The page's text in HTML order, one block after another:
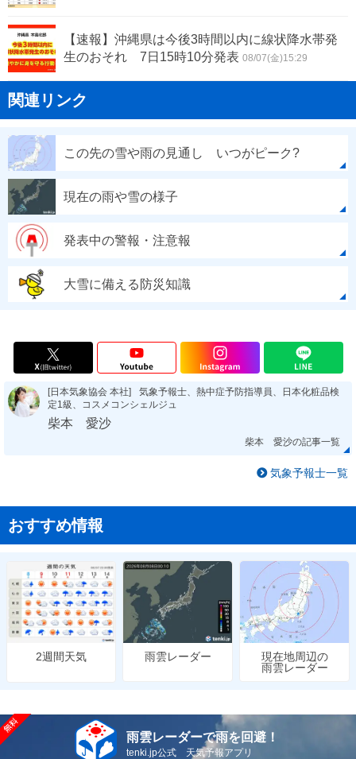
【速報】沖縄県は今後3時間以内に線状降水帯発
生のおそれ 7日15時10分発表 08/07(金)15:29
関連リンク
この先の雪や雨の見通し いつがピーク?
現在の雨や雪の様子
発表中の警報・注意報
大雪に備える防災知識
[日本気象協会 本社]
気象予報士、熱中症予防指導員、日本化粧品検
定1級、コスメコンシェルジュ
柴本 愛沙
柴本 愛沙の記事一覧
気象予報士一覧
おすすめ情報
2週間天気 雨雲レーダー
現在地周辺の
雨雲レーダー
雨雲レーダーで雨を回避！
tenki.jp公式 天気予報アプリ